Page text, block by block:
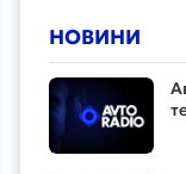
НОВИНИ